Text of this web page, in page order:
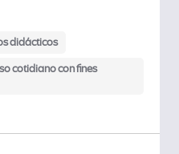
didácticos
cotidiano con fines